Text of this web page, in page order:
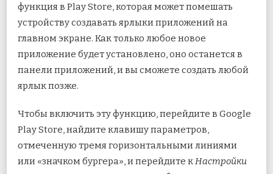
функция в Play Store, которая может помешать
устройству создавать ярлыки приложений на
главном экране. Как только любое новое
приложение будет установлено, оно останется в
панели приложений, и вы сможете создать любой
ярлык позже.
Чтобы включить эту функцию, перейдите в Google
Play Store, найдите клавишу параметров,
отмеченную тремя горизонтальными линиями
или «значком бургера», и перейдите к Настройки